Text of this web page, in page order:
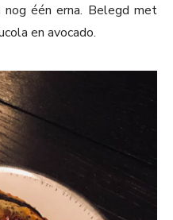
één erna. Belegd met
en avocado.